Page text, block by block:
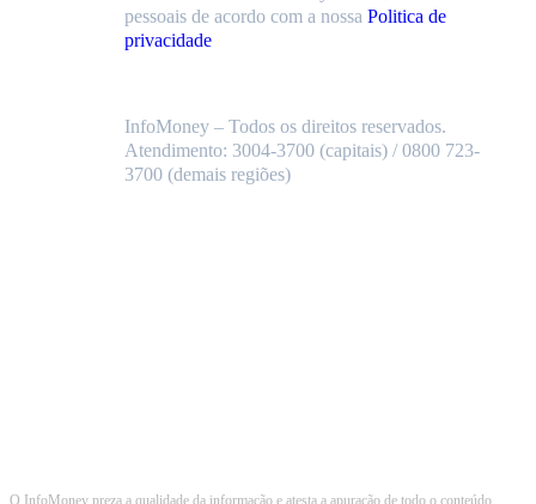
pessoais de acordo com a nossa Politica de
privacidade
InfoMoney – Todos os direitos reservados.
Atendimento: 3004-3700 (capitais) / 0800 723-
3700 (demais regiões)
O InfoMoney preza a qualidade da informação e atesta a apuração de todo o conteúdo